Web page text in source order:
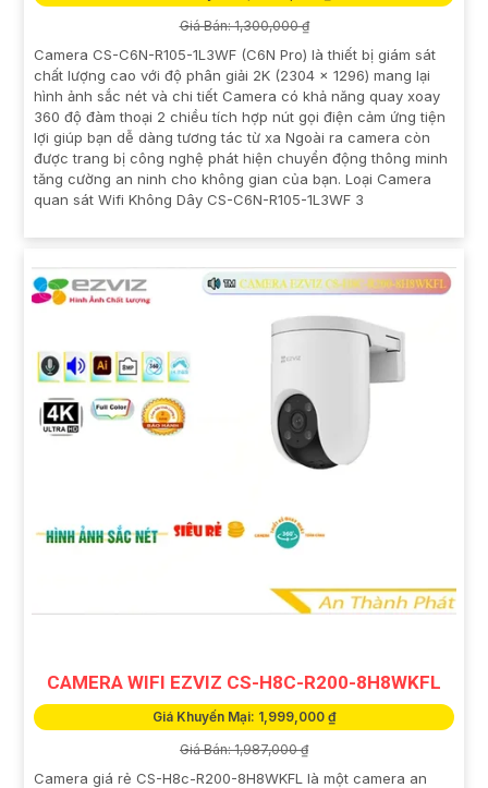
Giá Bán: 1,300,000 ₫
Camera CS-C6N-R105-1L3WF (C6N Pro) là thiết bị giám sát
chất lượng cao với độ phân giải 2K (2304 × 1296) mang lại
hình ảnh sắc nét và chi tiết Camera có khả năng quay xoay
360 độ đàm thoại 2 chiều tích hợp nút gọi điện cảm ứng tiện
lợi giúp bạn dễ dàng tương tác từ xa Ngoài ra camera còn
được trang bị công nghệ phát hiện chuyển động thông minh
tăng cường an ninh cho không gian của bạn. Loại Camera
quan sát Wifi Không Dây CS-C6N-R105-1L3WF 3
CAMERA WIFI EZVIZ CS-H8C-R200-8H8WKFL
Giá Khuyến Mại: 1,999,000 ₫
Giá Bán: 1,987,000 ₫
Camera giá rẻ CS-H8c-R200-8H8WKFL là một camera an